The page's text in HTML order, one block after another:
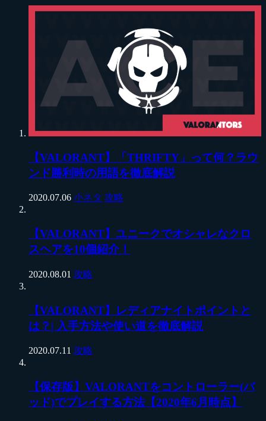
【VALORANT】「THRIFTY」って何？ラウ
ンド勝利時の用語を徹底解説
2020.07.06 小ネタ 攻略
【VALORANT】ユニークでオシャレなクロ
スヘアを10個紹介！
2020.08.01 攻略
【VALORANT】レディアナイトポイントと
は？| 入手方法や使い道を徹底解説
2020.07.11 攻略
【保存版】VALORANTをコントローラー(パ
ッド)でプレイする方法【2020年6月時点】